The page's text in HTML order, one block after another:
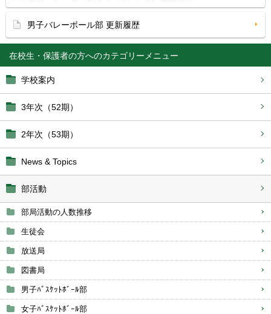
在校生・保護者の方へ
学校案内
3年次（52期）
2年次（53期）
News & Topics
部活動
部局活動の人数推移
生徒会
放送局
図書局
男子ﾊﾞｽｹｯﾄﾎﾞｰﾙ部
女子ﾊﾞｽｹｯﾄﾎﾞｰﾙ部
男子バレーボール部 更新履歴